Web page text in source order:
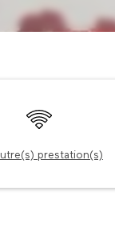
et
WiFi
prestation(s)